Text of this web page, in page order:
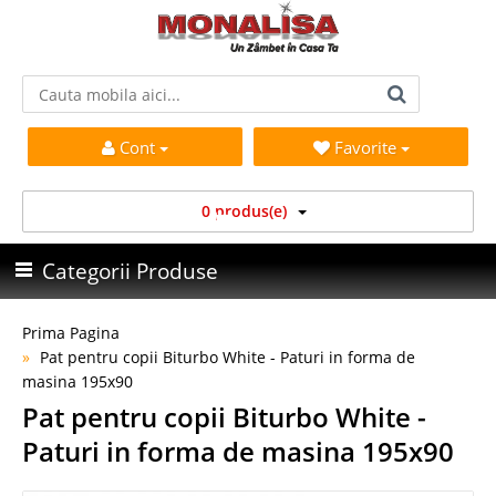
Cont Favorite
0 produs(e)
Categorii Produse
Prima Pagina
Pat pentru copii Biturbo White - Paturi in forma de
masina 195x90
Pat pentru copii Biturbo White -
Paturi in forma de masina 195x90